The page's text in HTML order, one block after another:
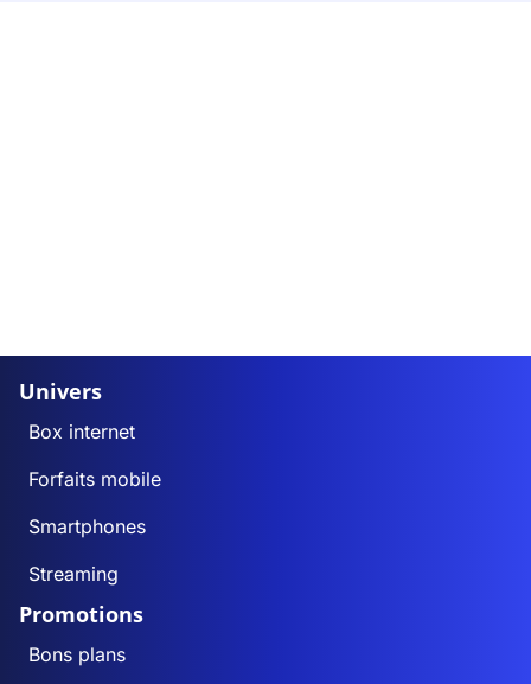
Univers
Box internet
Forfaits mobile
Smartphones
Streaming
Promotions
Bons plans